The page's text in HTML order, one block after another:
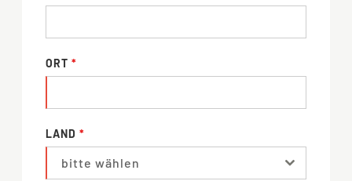
ORT *
LAND *
bitte wählen